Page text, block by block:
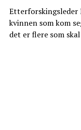
Etterforskingsleder
kvinnen som kom
det er flere som